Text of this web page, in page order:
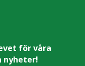
för våra
nyheter!